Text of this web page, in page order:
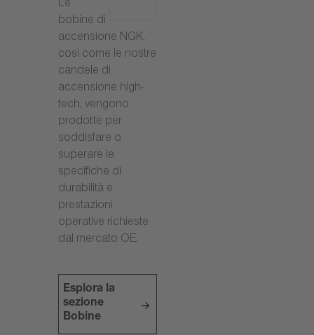
Le
bobine di
accensione NGK,
così come le nostre
candele di
accensione high-
tech, vengono
prodotte per
soddisfare o
superare le
specifiche di
durabilità e
prestazioni
operative richieste
dal mercato OE.
Esplora la
sezione
Bobine